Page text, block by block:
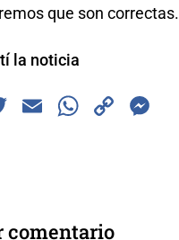
que son correctas.
la noticia
T
E
W
A
C
comentario